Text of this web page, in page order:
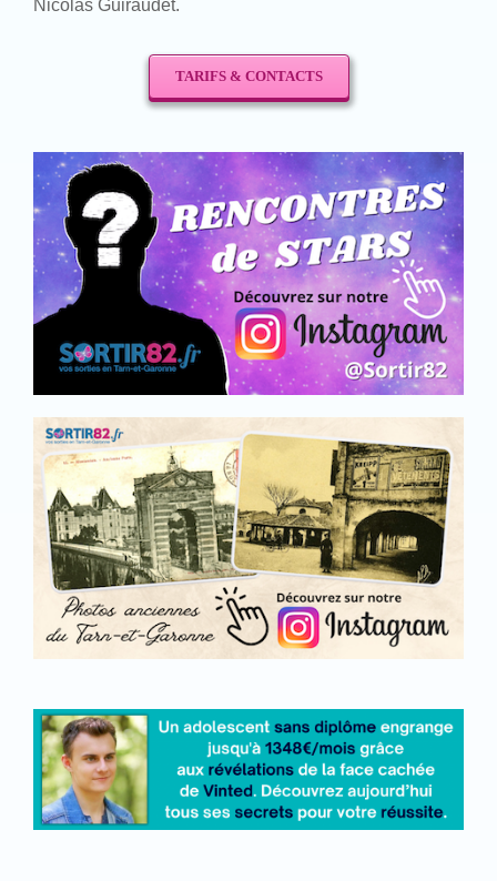
Nicolas Guiraudet.
TARIFS & CONTACTS